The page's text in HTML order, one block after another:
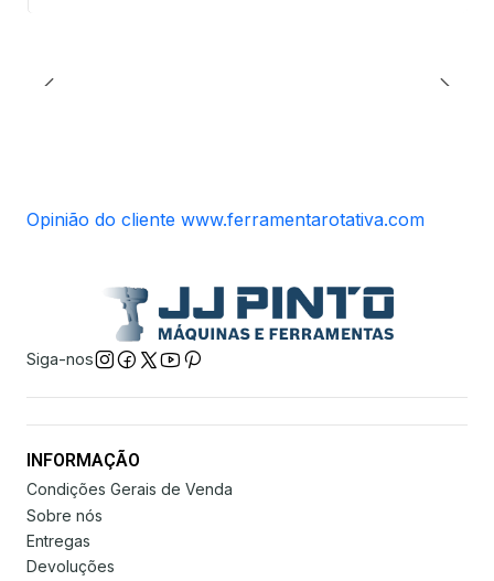
Opinião do cliente www.ferramentarotativa.com
Siga-nos
INFORMAÇÃO
Condições Gerais de Venda
Sobre nós
Entregas
Devoluções